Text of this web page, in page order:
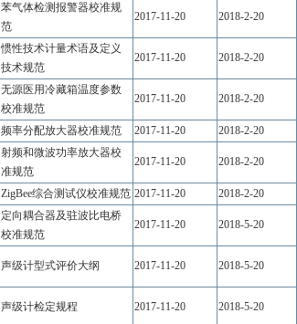
苯气体检测报警器校准规
范
2017-11-20 2018-2-20
惯性技术计量术语及定义
技术规范
2017-11-20 2018-2-20
无源医用冷藏箱温度参数
校准规范
2017-11-20 2018-2-20
频率分配放大器校准规范 2017-11-20 2018-2-20
射频和微波功率放大器校
准规范
2017-11-20 2018-2-20
ZigBee综合测试仪校准规范 2017-11-20 2018-2-20
定向耦合器及驻波比电桥
校准规范
2017-11-20 2018-5-20
声级计型式评价大纲 2017-11-20 2018-5-20
声级计检定规程 2017-11-20 2018-5-20